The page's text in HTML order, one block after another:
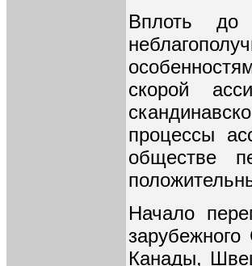
Вплоть до
скорой
процессы
обществе
Начало
Канады,